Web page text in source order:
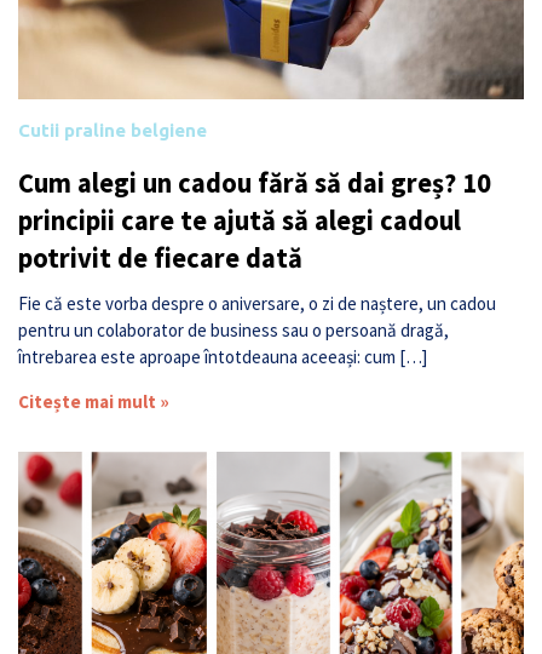
Cutii praline belgiene
Cum alegi un cadou fără să dai greș? 10
principii care te ajută să alegi cadoul
potrivit de fiecare dată
Fie că este vorba despre o aniversare, o zi de naștere, un cadou
pentru un colaborator de business sau o persoană dragă,
întrebarea este aproape întotdeauna aceeași: cum […]
Citește mai mult »